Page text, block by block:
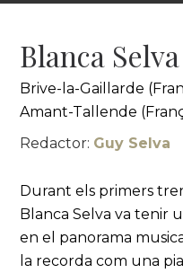
Blanca Selva
Brive-la-Gaillarde
Amant-Tallende
Redactor: Guy Selva
Durant els primers
Blanca Selva va tenir
en el panorama
la recorda com una